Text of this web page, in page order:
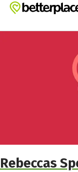
Zum Hauptinhalt
Erklärung zur
Rebeccas